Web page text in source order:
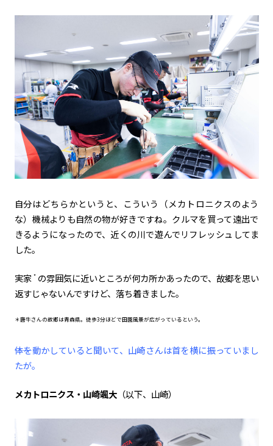
自分はどちらかというと、こういう（メカトロニクスのよう
な）機械よりも自然の物が好きですね。クルマを買って遠出で
きるようになったので、近くの川で遊んでリフレッシュしてま
した。
実家 *の雰囲気に近いところが何カ所かあったので、故郷を思い
返すじゃないんですけど、落ち着きました。
＊唐牛さんの故郷は青森県。徒歩3分ほどで田園風景が広がっているという。
――体を動かしていると聞いて、山崎さんは首を横に振っていまし
たが。
メカトロニクス・山崎颯大（以下、山崎）